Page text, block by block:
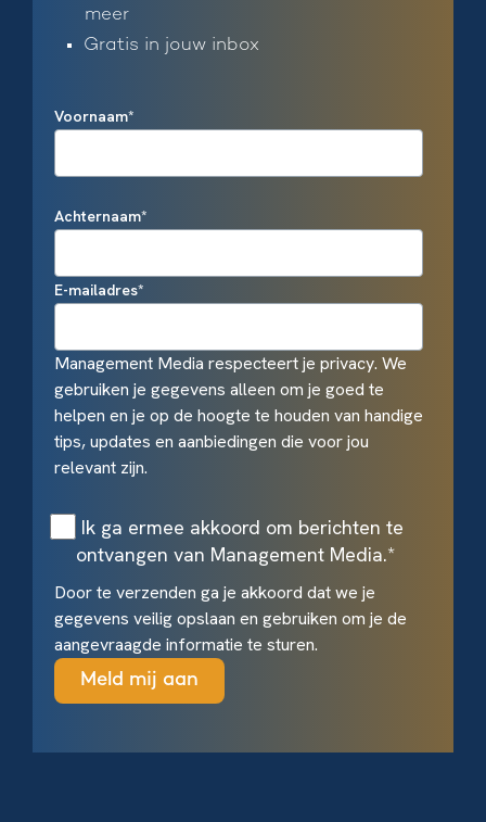
meer
Gratis in jouw inbox
Voornaam*
Achternaam*
E-mailadres*
Management Media respecteert je privacy. We
gebruiken je gegevens alleen om je goed te
helpen en je op de hoogte te houden van handige
tips, updates en aanbiedingen die voor jou
relevant zijn.
Ik ga ermee akkoord om berichten te
ontvangen van Management Media.*
Door te verzenden ga je akkoord dat we je
gegevens veilig opslaan en gebruiken om je de
aangevraagde informatie te sturen.